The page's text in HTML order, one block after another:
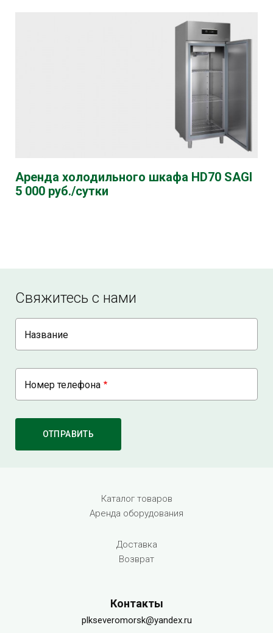
Аренда холодильного шкафа HD70 SAGI
5 000 руб./сутки
Свяжитесь с нами
Название
Номер телефона
Menu footerКаталог товаров
Аренда оборудования
Доставка
Возврат
Контакты
plkseveromorsk@yandex.ru